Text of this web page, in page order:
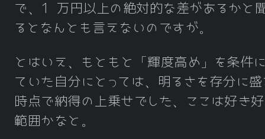
で、1 万円以上の絶対的な差があるかと
るとなんとも言えないのですが。
とはいえ、もともと「輝度高め」を条件
ていた自分にとっては、明るさを存分に盛
時点で納得の上乗せでした、ここは好き
範囲かなと。